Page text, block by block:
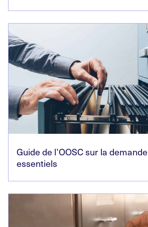
Guide de l’OOSC sur la
essentiels